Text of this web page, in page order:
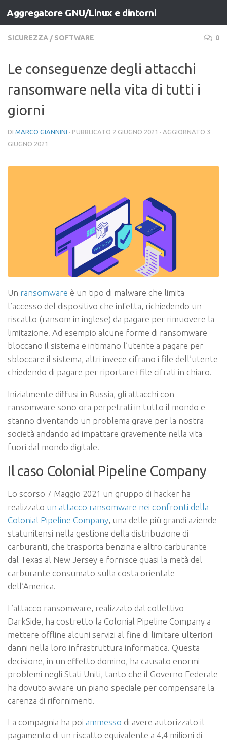
Salta al contenuto
Aggregatore GNU/Linux e dintorni
SICUREZZA / SOFTWARE 0
Le conseguenze degli attacchi
ransomware nella vita di tutti i
giorni
DI MARCO GIANNINI · PUBBLICATO 2 GIUGNO 2021 · AGGIORNATO 3
GIUGNO 2021
Un ransomware è un tipo di malware che limita
l’accesso del dispositivo che infetta, richiedendo un
riscatto (ransom in inglese) da pagare per rimuovere la
limitazione. Ad esempio alcune forme di ransomware
bloccano il sistema e intimano l’utente a pagare per
sbloccare il sistema, altri invece cifrano i file dell’utente
chiedendo di pagare per riportare i file cifrati in chiaro.
Inizialmente diffusi in Russia, gli attacchi con
ransomware sono ora perpetrati in tutto il mondo e
stanno diventando un problema grave per la nostra
società andando ad impattare gravemente nella vita
fuori dal mondo digitale.
Il caso Colonial Pipeline Company
Lo scorso 7 Maggio 2021 un gruppo di hacker ha
realizzato un attacco ransomware nei confronti della
Colonial Pipeline Company, una delle più grandi aziende
statunitensi nella gestione della distribuzione di
carburanti, che trasporta benzina e altro carburante
dal Texas al New Jersey e fornisce quasi la metà del
carburante consumato sulla costa orientale
dell’America.
L’attacco ransomware, realizzato dal collettivo
DarkSide, ha costretto la Colonial Pipeline Company a
mettere offline alcuni servizi al fine di limitare ulteriori
danni nella loro infrastruttura informatica. Questa
decisione, in un effetto domino, ha causato enormi
problemi negli Stati Uniti, tanto che il Governo Federale
ha dovuto avviare un piano speciale per compensare la
carenza di rifornimenti.
La compagnia ha poi ammesso di avere autorizzato il
pagamento di un riscatto equivalente a 4,4 milioni di